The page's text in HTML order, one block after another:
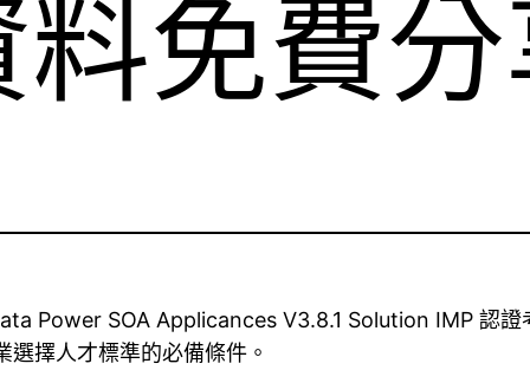
免費
Power SOA Applicances V3.8.1 Solution IMP 認
擇人才標準的必備條件。